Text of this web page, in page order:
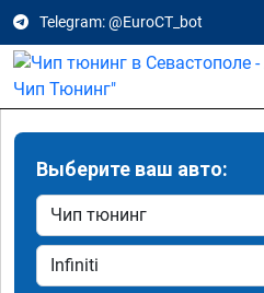
Telegram: @EuroCT_bot
Выберите ваш авто: